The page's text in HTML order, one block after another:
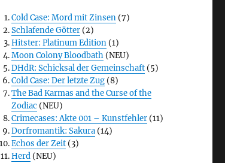
Cold Case: Mord mit Zinsen (7)
Schlafende Götter (2)
Hitster: Platinum Edition (1)
Moon Colony Bloodbath (NEU)
DHdR: Schicksal der Gemeinschaft (5)
Cold Case: Der letzte Zug (8)
The Bad Karmas and the Curse of the
Zodiac (NEU)
Crimecases: Akte 001 – Kunstfehler (11)
Dorfromantik: Sakura (14)
Echos der Zeit (3)
Herd (NEU)